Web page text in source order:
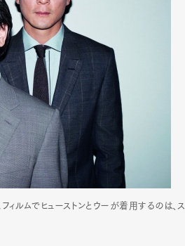
フィルムでヒューストンとウーが着用するのは、